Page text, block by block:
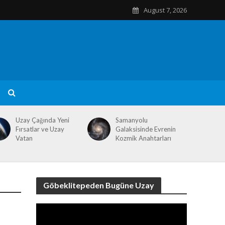
August 7, 2026
Uzay Çağında Yeni
Fırsatlar ve Uzay
Vatan
Samanyolu
Galaksisinde Evrenin
Kozmik Anahtarları
Göbeklitepeden Bugüne Uzay